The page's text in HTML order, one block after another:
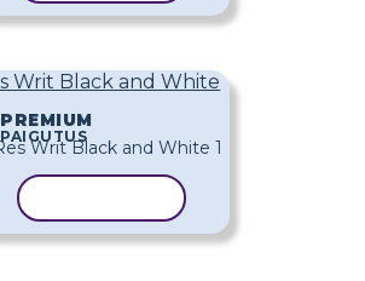
Writ Black and White
PREMIUM
PAIGUTUS